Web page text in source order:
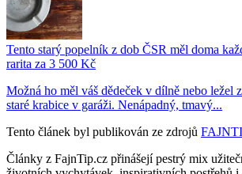
Tento starý popelník z dob ČSR měl doma
rarita za 3 500 Kč
Možná ho měl váš dědeček v dílně nebo ležel
staré krabice v garáži. Nenápadný, tmavý...
Tento článek byl publikován ze zdrojů
Články z FajnTip.cz přinášejí pestrý mix